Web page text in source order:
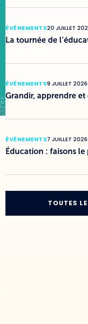
ÉVÉNEMENTS20 JUILLET
La tournée de
ÉVÉNEMENTS9 JUILLET 2026
Grandir, apprendre et
ÉVÉNEMENTS7 JUILLET 2026
Éducation : faisons
TOUTES